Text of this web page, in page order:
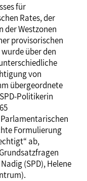
für
Rates, der
der Westzonen
provisorischen
über den
von
übergeordnete
Politikerin
Formulierung
ab,
(SPD), Helene